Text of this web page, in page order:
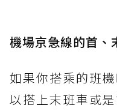
機場京急線的首、
如果你搭乘的班
以搭上末班車或